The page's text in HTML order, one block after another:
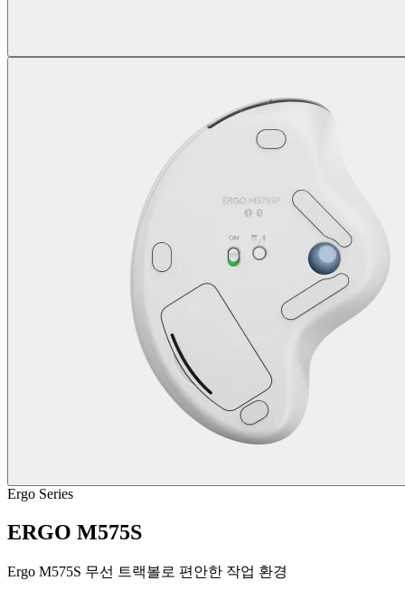
Ergo Series
ERGO M575S
Ergo M575S 무선 트랙볼로 편안한 작업 환경